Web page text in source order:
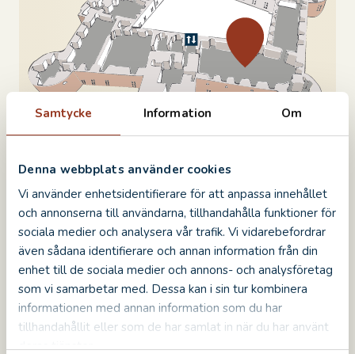
Samtycke Information Om
Denna webbplats använder cookies
Vi använder enhetsidentifierare för att anpassa innehållet
och annonserna till användarna, tillhandahålla funktioner för
sociala medier och analysera vår trafik. Vi vidarebefordrar
även sådana identifierare och annan information från din
enhet till de sociala medier och annons- och analysföretag
som vi samarbetar med. Dessa kan i sin tur kombinera
informationen med annan information som du har
tillhandahållit eller som de har samlat in när du har använt
deras tjänster.
Lene Skomedal är en professionell hornspelare
och har under åren ha spelat med många
orkestrar och ensembler. Lene Skomedal är
professionell hornist och har under åren spelat
med många orkestrar och ensembler. I hennes
Yogakonsert är den klassiska musiken i fokus.
Camerata Nordicas stråkkvartett spelar medan
Lene berättar om musiken, kompositörerna och
deras liv och kopplar samman det med yogans
rörelser. Programmet och yogans uppbyggnad
formas kring musiken för att du ska kunna